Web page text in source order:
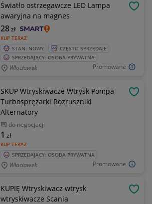
Promowane
Światło ostrzegawcze LED Lampa
awaryjna na magnes
KUP TERAZ
28zł
STAN: NOWY
CZĘSTO SPRZEDAJE
SPRZEDAJĄCY: OSOBA PRYWATNA
Włocławek
Promowane
SKUP Wtryskiwacze Wtrysk Pompa
Turbosprężarki Rozruszniki
Alternatory
do negocjacji
KUP TERAZ
1 zł
SPRZEDAJĄCY: OSOBA PRYWATNA
Włocławek
KUPIĘ Wtryskiwacz wtrysk
wtryskiwacze Scania